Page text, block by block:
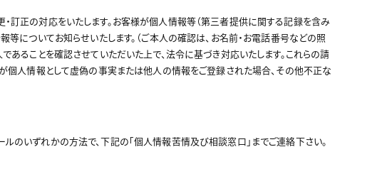
訂正の対応をいたします。お客様が個人情報等（第三者提供に関する記録を含み
についてお知らせいたします。（ご本人の確認は、お名前・お電話番号などの照
あることを確認させていただいた上で、法令に基づき対応いたします。これらの請
個人情報として虚偽の事実または他人の情報をご登録された場合、その他不正な
のいずれかの方法で、下記の｢個人情報苦情及び相談窓口｣までご連絡下さい。